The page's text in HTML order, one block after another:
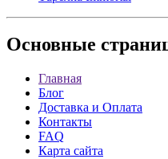
Основные
Главная
Блог
Доставка и Оплата
Контакты
FAQ
Карта сайта